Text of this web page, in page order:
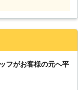
。
京ディズニーランド
ーの充電を復活させ
フがお客様の元へ平